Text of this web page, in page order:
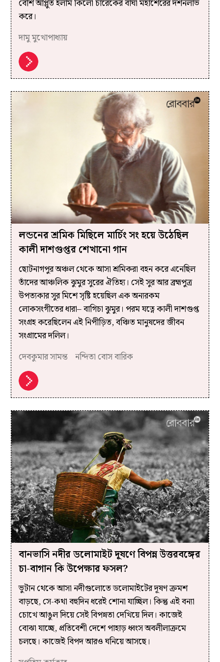
বেশি আপ্লুত হলাম কিলো চারেকের বাঘা মহাশেরের দর্শনলাভ
করে।
দামু মুখোপাধ্যায়
লন্ডনের শ্রমিক মিছিলে মার্চিং সং হয়ে উঠেছিল
কালী দাশগুপ্তর শেখানো গান
ছোটনাগপুর অঞ্চল থেকে আসা শ্রমিকরা বহন করে এনেছিল
তাঁদের আঞ্চলিক ঝুমুর সুরের ঐতিহ্য। সেই সুর আর ব্রহ্মপুত্র
উপত্যকার সুর মিশে সৃষ্টি হয়েছিল এক অন্যরকম
লোকসংগীতের ধারা– বাগিচা ঝুমুর। পরম যত্নে কালী দাশগুপ্ত
সংগ্রহ করেছিলেন এই নিপীড়িত, বঞ্চিত মানুষদের জীবন
সংগ্রামের দলিল।
দেবকুমার সামন্ত নন্দিতা বোস বারিক
বানভাসি নদীর ডলোমাইট দূষণে বিপন্ন উত্তরবঙ্গের
চা-বাগান কি উপেক্ষার ফসল?
ভুটান থেকে আসা নদীগুলোতে ডলোমাইটের দূষণ ক্রমশ
বাড়ছে, সে-কথা বহুদিন ধরেই শোনা যাচ্ছিল। কিন্তু এই বন্যা
চোখে আঙুল দিয়ে সেই বিপন্নতা দেখিয়ে দিল। কাজেই
বোঝা যাচ্ছে, প্রতিবেশী দেশে পাহাড় ধ্বংস অবলীলাক্রমে
চলছে। কাজেই বিপদ আরও ঘনিয়ে আসছে।